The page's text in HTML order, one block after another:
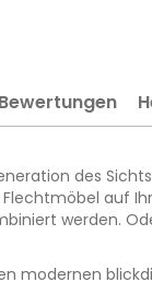
des
auf
werden.
modernen
Bewertungen